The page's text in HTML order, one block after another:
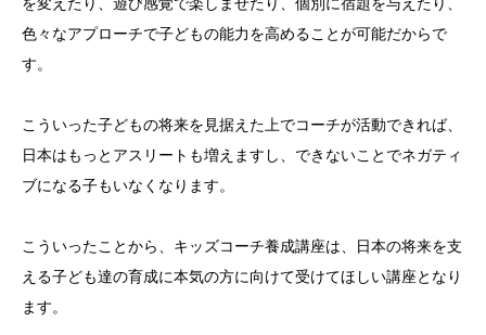
色々なアプローチで子どもの能力を高めることが可能だからで
す。
こういった子どもの将来を見据えた上でコーチが活動できれば、
日本はもっとアスリートも増えますし、できないことでネガティ
ブになる子もいなくなります。
こういったことから、キッズコーチ養成講座は、日本の将来を支
える子ども達の育成に本気の方に向けて受けてほしい講座となり
ます。